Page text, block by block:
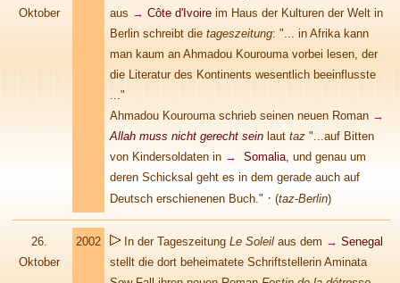
Oktober
aus → Côte d'Ivoire im Haus der Kulturen der Welt in
Berlin schreibt die tageszeitung: "... in Afrika kann
man kaum an Ahmadou Kourouma vorbei lesen, der
die Literatur des Kontinents wesentlich beeinflusste
..."
Ahmadou Kourouma schrieb seinen neuen Roman →
Allah muss nicht gerecht sein laut taz "...auf Bitten
von Kindersoldaten in → Somalia, und genau um
deren Schicksal geht es in dem gerade auch auf
Deutsch erschienenen Buch." · (taz-Berlin)
26.
Oktober
2002 In der Tageszeitung Le Soleil aus dem → Senegal
stellt die dort beheimatete Schriftstellerin Aminata